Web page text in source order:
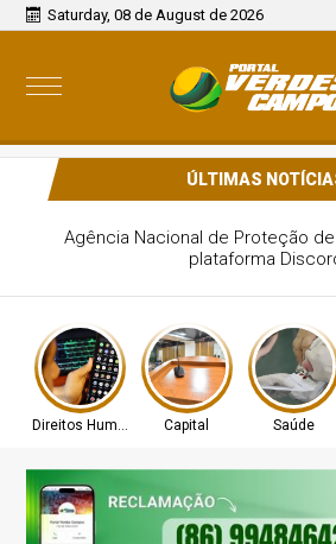
Saturday, 08 de August de 2026
ÚLTIMAS
Agência Nacional de Proteção
plataforma
Direitos Humanos Capital Saúde